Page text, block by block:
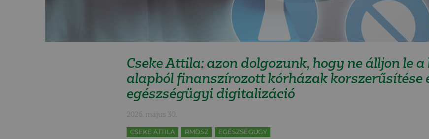
Cseke Attila: azon dolgozunk, hogy ne álljon le
alapból finanszírozott kórházak korszerűsítése
egészségügyi digitalizáció
2026. május 30.
CSEKE ATTILA RMDSZ EGÉSZSÉGÜGY